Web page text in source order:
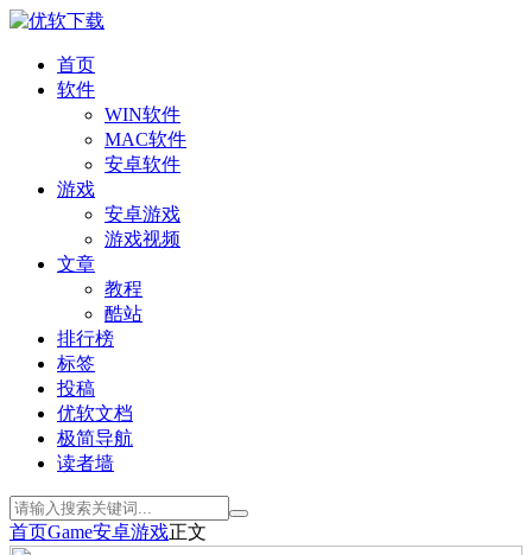
首页
软件
WIN软件
MAC软件
安卓软件
游戏
安卓游戏
游戏视频
文章
教程
酷站
排行榜
标签
投稿
优软文档
极简导航
读者墙
首页Game安卓游戏正文